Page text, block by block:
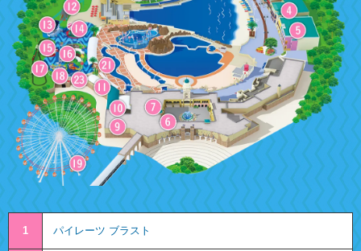
1 パイレーツ ブラスト